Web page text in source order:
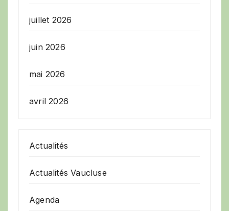
juillet 2026
juin 2026
mai 2026
avril 2026
Actualités
Actualités Vaucluse
Agenda